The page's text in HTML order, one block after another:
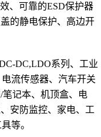
、可靠的ESD保护器
的静电保护、高边开
DC,LDO系列、工业
流传感器、汽车开关
笔记本、机顶盒、电
安防监控、家电、工
等。